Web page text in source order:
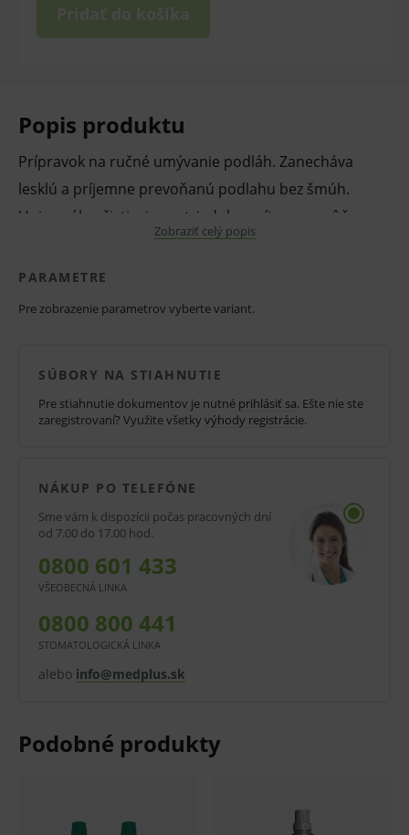
Pridať do košíka
Popis produktu
Prípravok na ručné umývanie podláh. Zanecháva
lesklú a príjemne prevoňanú podlahu bez šmúh.
Univerzálny čistiaci prostriedok s príjemnou vôňou.
Určený pre umývanie podláh a ostatných
umývateľných plôch. Účinné odstraňuje nečistoty,
Pre bežné upratovanie dávkujte 50 - 75 ml na 5 l vody.
Koncentráciu upravte individuálne podľa znečistenia
reprezentatívnych a ďalších pobytových priestoroch.
Prípravok je určený na umývanie vodeodolných
Zobraziť celý popis
PARAMETRE
Pre zobrazenie parametrov vyberte variant.
SÚBORY NA STIAHNUTIE
Pre stiahnutie dokumentov je nutné prihlásiť sa. Ešte nie ste
zaregistrovaní? Využite všetky výhody registrácie.
NÁKUP PO TELEFÓNE
Sme vám k dispozícii počas pracovných dní
od 7.00 do 17.00 hod.
0800 601 433
VŠEOBECNÁ LINKA
0800 800 441
STOMATOLOGICKÁ LINKA
alebo info@medplus.sk